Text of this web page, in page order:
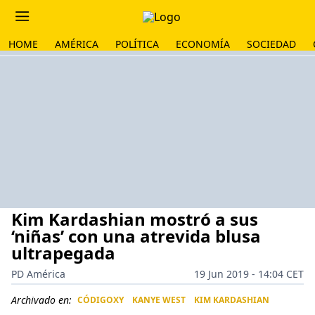
HOME AMÉRICA POLÍTICA ECONOMÍA SOCIEDAD
Kim Kardashian mostró a sus
‘niñas’ con una atrevida blusa
ultrapegada
PD América
19 Jun 2019 - 14:04 CET
Archivado en: CÓDIGOXY KANYE WEST KIM KARDASHIAN